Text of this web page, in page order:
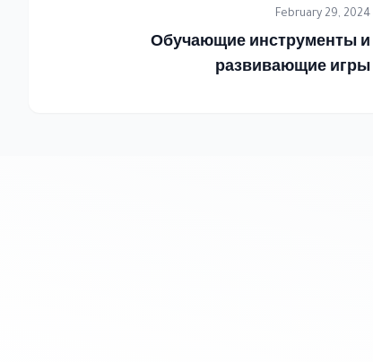
February 29, 2024
Обучающие инструменты и
развивающие игры